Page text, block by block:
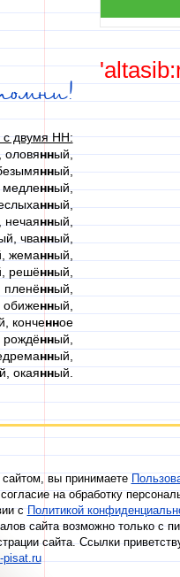
двумя НН:
оловянный,
нный,
нный,
нный,
нечаянный,
чванный,
жеманный,
решённый,
пленённый,
нный,
конченное
нный,
нный,
окаянный.
сайтом, вы принимаете
на обработку
сПолитикой
сайта возможно только с
сайта. Ссылки
pisat.ru